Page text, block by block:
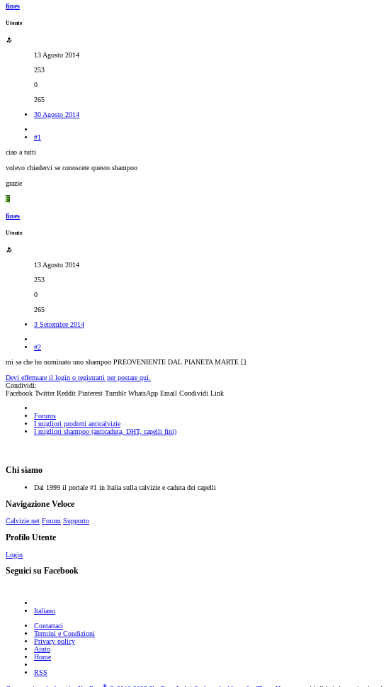
fines
Utente
13 Agosto 2014
253
0
265
30 Agosto 2014
#1
ciao a tutti
volevo chiedervi se conoscete questo shampoo
grazie
F
fines
Utente
13 Agosto 2014
253
0
265
3 Settembre 2014
#2
mi sa che ho nominato uno shampoo PREOVENIENTE DAL PIANETA MARTE []
Devi effettuare il login o registrarti per postare qui.
Condividi:
Facebook Twitter Reddit Pinterest Tumblr WhatsApp Email Condividi Link
Forums
I migliori prodotti anticalvizie
I migliori shampoo (anticaduta, DHT, capelli fini)
Chi siamo
Dal 1999 il portale #1 in Italia sulla calvizie e caduta dei capelli
Navigazione Veloce
Calvizie.net Forum Supporto
Profilo Utente
Login
Seguici su Facebook
Italiano
Contattaci
Termini e Condizioni
Privacy policy
Aiuto
Home
RSS